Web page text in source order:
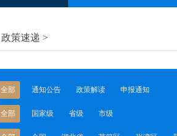
政策速递 >
全部 通知公告 政策解读 申报通知
全部 国家级 省级 市级